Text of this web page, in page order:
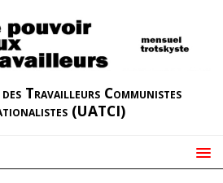
Travailleurs Communistes
(UATCI)